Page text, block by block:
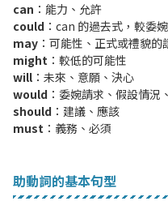
can ：能力、允許
could ：can 的過去式，較委
may ：可能性、正式或禮貌的
might ：較低的可能性
will ：未來、意願、決心
would ：委婉請求、假設情況
should ：建議、應該
must ：義務、必須
助動詞的基本句型